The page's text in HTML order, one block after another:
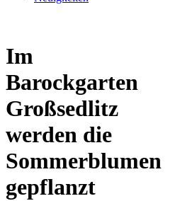
Im
Barockgarten
Großsedlitz
werden die
Sommerblumen
gepflanzt